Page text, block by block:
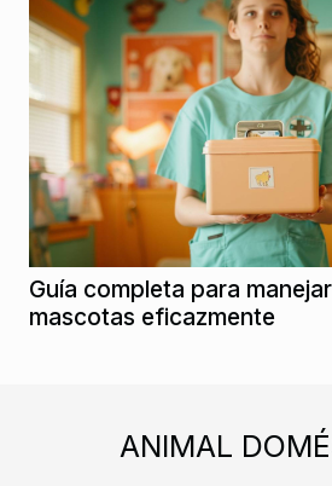
Guía completa para
mascotas eficazmente
ANIMAL